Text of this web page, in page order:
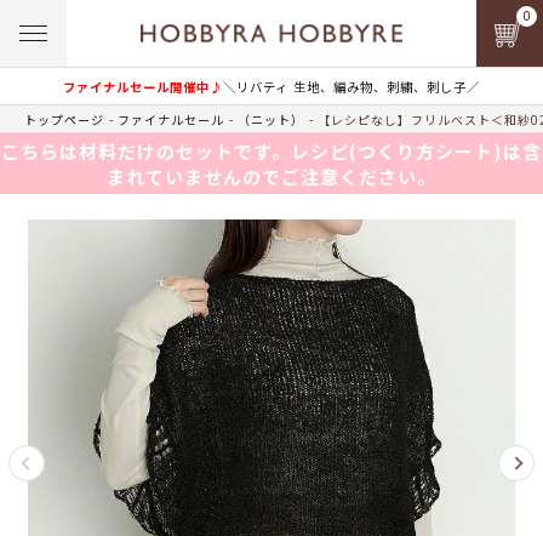
ファイナルセール開催中♪＼リバティ 生地、編み物、刺繍、刺し子／
0
トップページ ファイナルセール （ニット） 【レシピなし】フリルベスト＜和紗
こちらは材料だけのセットです。レシピ(つくり方シート)は含
まれていませんのでご注意ください。